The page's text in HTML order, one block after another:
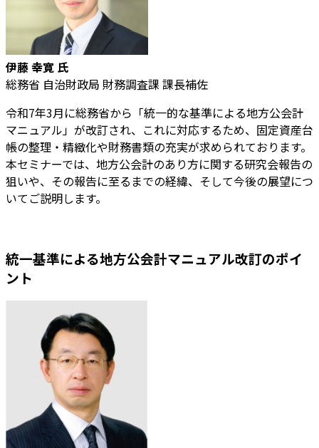
伊藤 幸寛 氏
総務省 自治財政局 財務調査課 課長補佐
令和7年3月に総務省から「統一的な基準による地方公会計
マニュアル」が改訂され、これに対応するため、固定資産台
帳の整理・精緻化や財務書類の充実が求められております。
本セミナーでは、地方公会計のあり方に関する研究会報告の
狙いや、その報告に至るまでの経緯、そして今後の展望につ
いてご説明します。
統一基準による地方公会計マニュアル改訂のポイ
ント